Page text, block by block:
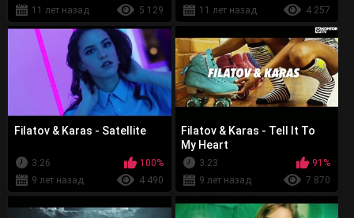
11 лет назад
5 129
11 лет назад
4 257
Filatov & Karas - Satellite
3:26
100%
9 лет назад
4 490
Filatov & Karas - Tell It To
My Heart
3:23
91%
9 лет назад
7 870